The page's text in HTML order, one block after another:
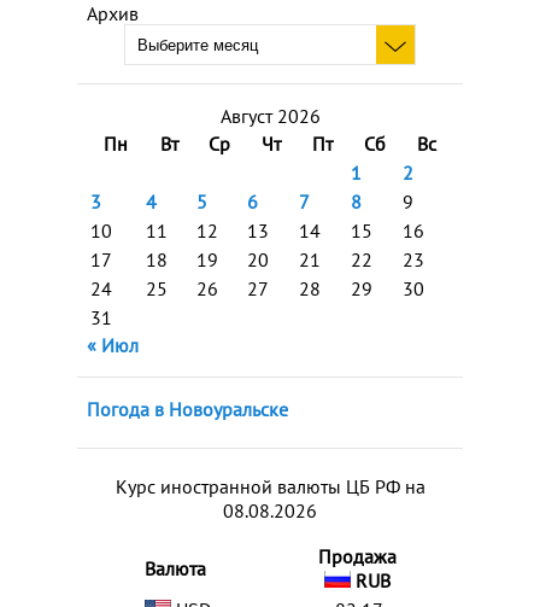
Архив
Август 2026
Пн
Вт Ср Чт Пт Сб
Вс
1
2
3
4 5 6 7 8
9
10
11 12 13 14 15
16
17
18 19 20 21 22
23
24
25 26 27 28 29
30
31
« Июл
Погода в Новоуральске
Курс иностранной валюты ЦБ РФ на
08.08.2026
Валюта
Продажа
RUB